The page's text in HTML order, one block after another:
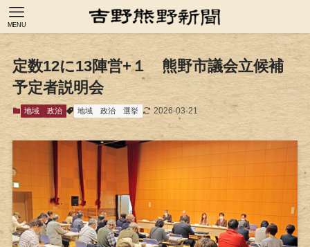
MENU
定数12に13陣営+１ 熊野市議会立候補
予定者説明会
地域 政治 地域 政治 選挙 2026-03-21